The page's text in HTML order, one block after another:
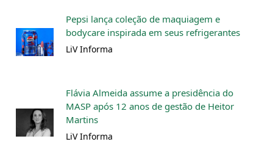
Pepsi lança coleção de maquiagem e
bodycare inspirada em seus refrigerantes
LiV Informa
Flávia Almeida assume a presidência do
MASP após 12 anos de gestão de Heitor
Martins
LiV Informa